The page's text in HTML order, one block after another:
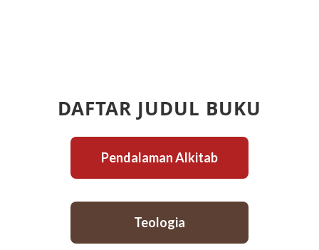
DAFTAR JUDUL BUKU
Pendalaman Alkitab
Teologia